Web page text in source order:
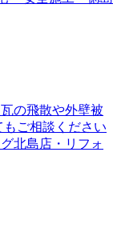
の飛散や外壁被
ご相談ください
北島店・リフォ